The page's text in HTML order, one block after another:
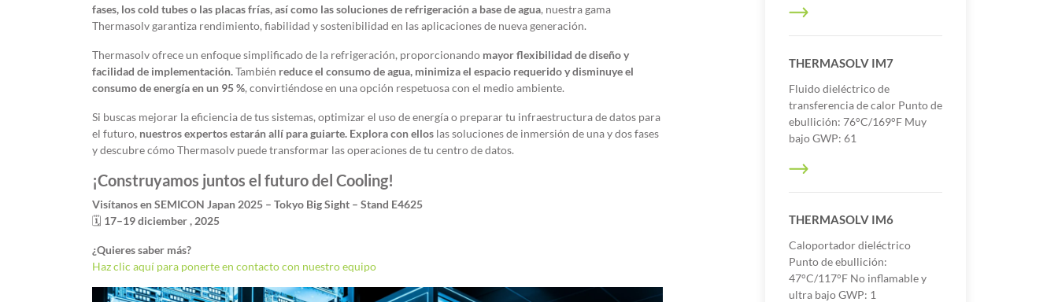
fases, los cold tubes o las placas frías, así como las soluciones de refrigeración a base de agua, nuestra gama
Thermasolv garantiza rendimiento, fiabilidad y sostenibilidad en las aplicaciones de nueva generación.
Thermasolv ofrece un enfoque simplificado de la refrigeración, proporcionando mayor flexibilidad de diseño y
facilidad de implementación.También reduce el consumo de agua, minimiza el espacio requerido y disminuye el
consumo de energía en un 95 %, convirtiéndose en una opción respetuosa con el medio ambiente.
Si buscas mejorar la eficiencia de tus sistemas, optimizar el uso de energía o preparar tu infraestructura de datos para
el futuro, nuestros expertos estarán allí para guiarte. Explora con ellos las soluciones de inmersión de una y dos fases
y descubre cómo Thermasolv puede transformar las operaciones de tu centro de datos.
¡Construyamos juntos el futuro del Cooling!
Visítanos en SEMICON Japan 2025 – Tokyo Big Sight – Stand E4625
🗓 17–19 diciember , 2025
¿Quieres saber más?
Haz clic aquí para ponerte en contacto con nuestro equipo
THERMASOLV IM7
Fluido dieléctrico de
transferencia de calor Punto de
ebullición: 76°C/169°F Muy
bajo GWP: 61
THERMASOLV IM6
Caloportador dieléctrico
Punto de ebullición:
47°C/117°F No inflamable y
ultra bajo GWP: 1